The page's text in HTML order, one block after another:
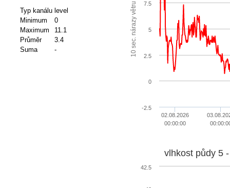
Typ kanálu level
Minimum
0
Maximum
11.1
Průměr
3.4
Suma
- 10 sec. nárazy větru
02.08.2026
00:00:00
-2.5
0
2.5
5
7.5
vlhkost půdy 5
42.5